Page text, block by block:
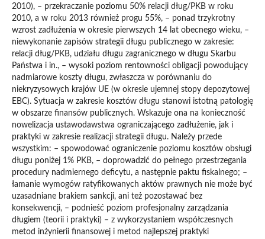
2010), – przekraczanie poziomu 50% relacji dług/PKB w roku
2010, a w roku 2013 również progu 55%, – ponad trzykrotny
wzrost zadłużenia w okresie pierwszych 14 lat obecnego wieku, –
niewykonanie zapisów strategii długu publicznego w zakresie:
relacji dług/PKB, udziału długu zagranicznego w długu Skarbu
Państwa i in., – wysoki poziom rentowności obligacji powodujący
nadmiarowe koszty długu, zwłaszcza w porównaniu do
niekryzysowych krajów UE (w okresie ujemnej stopy depozytowej
EBC). Sytuacja w zakresie kosztów długu stanowi istotną patologię
w obszarze finansów publicznych. Wskazuje ona na konieczność
nowelizacja ustawodawstwa ograniczającego zadłużenie, jak i
praktyki w zakresie realizacji strategii długu. Należy przede
wszystkim: – spowodować ograniczenie poziomu kosztów obsługi
długu poniżej 1% PKB, – doprowadzić do pełnego przestrzegania
procedury nadmiernego deficytu, a następnie paktu fiskalnego; –
łamanie wymogów ratyfikowanych aktów prawnych nie może być
uzasadniane brakiem sankcji, ani też pozostawać bez
konsekwencji, – podnieść poziom profesjonalny zarządzania
długiem (teorii i praktyki) – z wykorzystaniem współczesnych
metod inżynierii finansowej i metod najlepszej praktyki